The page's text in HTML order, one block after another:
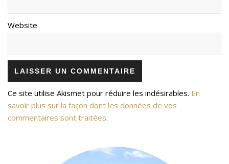
Website
Ce site utilise Akismet pour réduire les indésirables. En
savoir plus sur la façon dont les données de vos
commentaires sont traitées.